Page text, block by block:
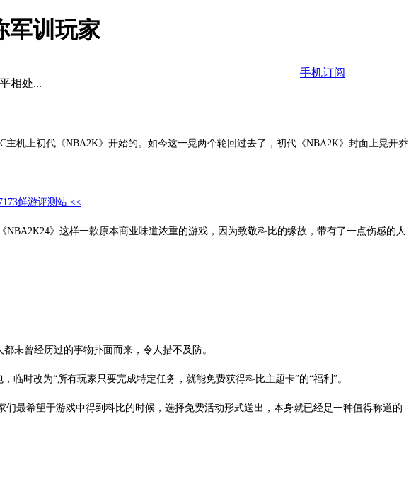
军训玩家
手机订阅
相处...
机上初代《NBA2K》开始的。如今这一晃两个轮回过去了，初代《NBA2K》封面上晃开乔
鲜游评测站 <<
》这样一款原本商业味道浓重的游戏，因为致敬科比的缘故，带有了一点伤感的人
未曾经历过的事物扑面而来，令人措不及防。
时改为“所有玩家只要完成特定任务，就能免费获得科比主题卡”的“福利”。
最希望于游戏中得到科比的时候，选择免费活动形式送出，本身就已经是一种值得称道的